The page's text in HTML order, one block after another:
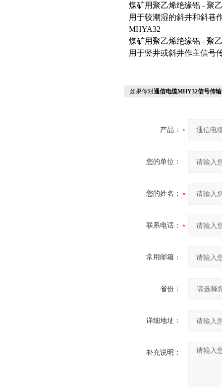
煤矿用聚乙烯绝缘铝 - 聚
用于较潮湿的斜井和斜巷
MHYA32
煤矿用聚乙烯绝缘铝 - 聚
用于竖井或斜井作主信号
如果你对通信电缆MHY32信号传
产品：
您的单位：
您的姓名：
联系电话：
常用邮箱：
省份：
详细地址：
补充说明：